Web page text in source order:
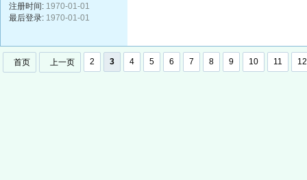
注册时间: 1970-01-01
最后登录: 1970-01-01
首页 上一页 2 3 4 5 6 7 8 9 10 11 12